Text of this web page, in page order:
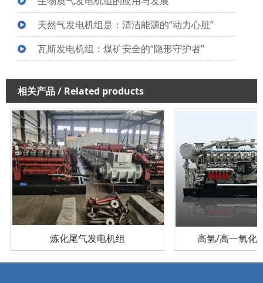
天然气发电机组是：清洁能源的“动力心脏”
瓦斯发电机组：煤矿安全的“隐形守护者”
相关产品/ Related products
炼化尾气发电机组 高氢/高一氧化